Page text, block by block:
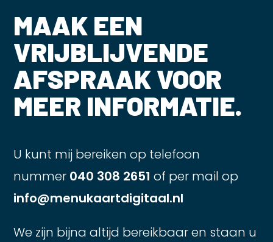
MAAK EEN
VRIJBLIJVENDE
AFSPRAAK VOOR
MEER INFORMATIE.
U kunt mij bereiken op telefoon
nummer 040 308 2651 of per mail op
info@menukaartdigitaal.nl
We zijn bijna altijd bereikbaar en staan u